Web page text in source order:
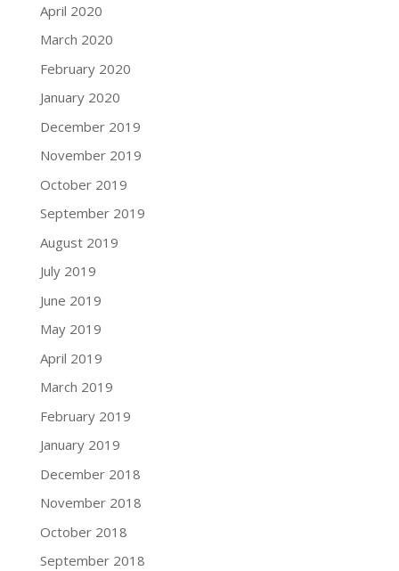
April 2020
March 2020
February 2020
January 2020
December 2019
November 2019
October 2019
September 2019
August 2019
July 2019
June 2019
May 2019
April 2019
March 2019
February 2019
January 2019
December 2018
November 2018
October 2018
September 2018